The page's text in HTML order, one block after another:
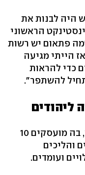
היה לבנות את
הראשוני
פתאום יש רשות
הייתי מגיעה
כדי להראות
להשתפר".
ליהודים
בשנת 2017 הייתה נציבות השוויון, בה מועסקים 10
מעורבת ב-14 תיקים והליכים
ועומדים.